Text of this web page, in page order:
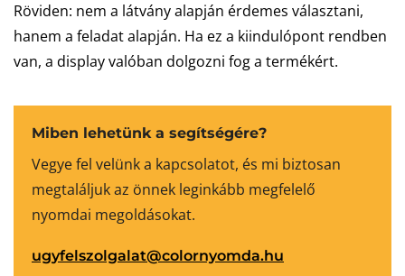
Röviden: nem a látvány alapján érdemes választani,
hanem a feladat alapján. Ha ez a kiindulópont rendben
van, a display valóban dolgozni fog a termékért.
Miben lehetünk a segítségére?
Vegye fel velünk a kapcsolatot, és mi biztosan
megtaláljuk az önnek leginkább megfelelő
nyomdai megoldásokat.
ugyfelszolgalat@colornyomda.hu